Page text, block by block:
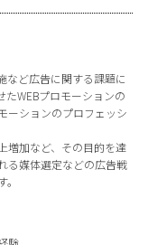
など広告に関する課題に
WEBプロモーションの
ーションのプロフェッシ
増加など、その目的を達
る媒体選定などの広告戦